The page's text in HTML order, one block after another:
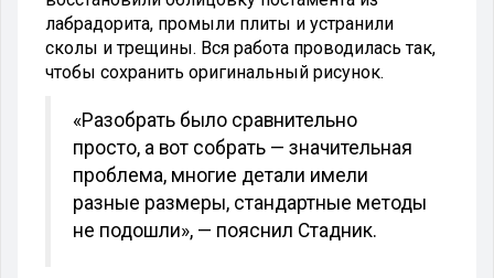
лабрадорита, промыли плиты и устранили
сколы и трещины. Вся работа проводилась так,
чтобы сохранить оригинальный рисунок.
«Разобрать было сравнительно
просто, а вот собрать — значительная
проблема, многие детали имели
разные размеры, стандартные методы
не подошли», — пояснил Стадник.